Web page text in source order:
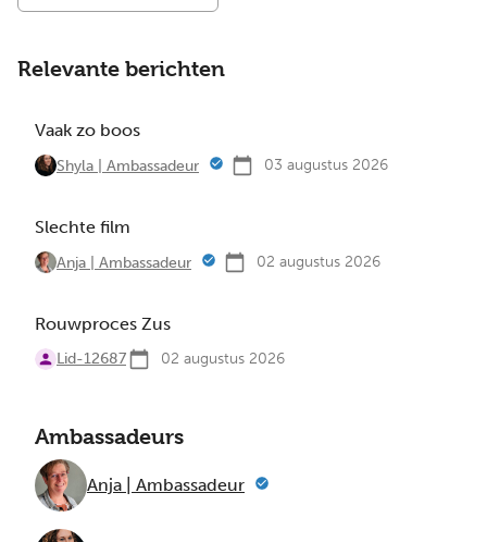
Relevante berichten
Vaak zo boos
Shyla | Ambassadeur 03 augustus 2026
Slechte film
Anja | Ambassadeur 02 augustus 2026
Rouwproces Zus
Lid-12687 02 augustus 2026
Ambassadeurs
Anja | Ambassadeur